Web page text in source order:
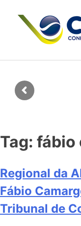
Tag: fábio
Regional da
Fábio
Tribunal de